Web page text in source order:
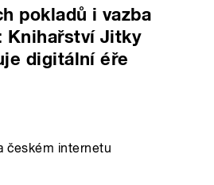
pokladů i vazba
Knihařství Jitky
digitální éře
českém internetu